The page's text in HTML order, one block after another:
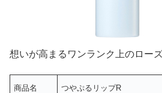
想いが高まるワンランク上のロー
商品名 つやぷるリップR